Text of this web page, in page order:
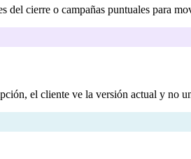
del cierre o campañas puntuales para
el cliente ve la versión actual y no